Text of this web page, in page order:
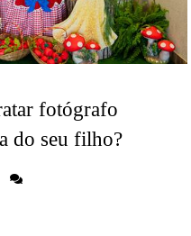
fotógrafo
do seu filho?